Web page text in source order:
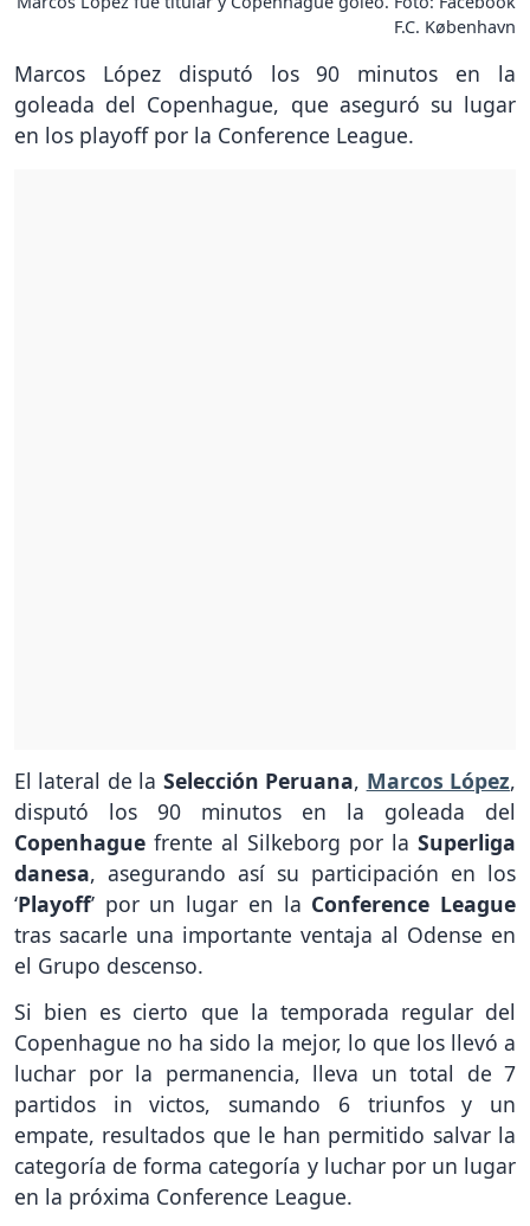
F.C. København
Marcos López disputó los 90 minutos en la
goleada del Copenhague, que aseguró su lugar
en los playoff por la Conference League.
El lateral de la Selección Peruana, Marcos López,
disputó los 90 minutos en la goleada del
Copenhague frente al Silkeborg por la Superliga
danesa, asegurando así su participación en los
‘Playoff’ por un lugar en la Conference League
tras sacarle una importante ventaja al Odense en
el Grupo descenso.
Si bien es cierto que la temporada regular del
Copenhague no ha sido la mejor, lo que los llevó a
luchar por la permanencia, lleva un total de 7
partidos in victos, sumando 6 triunfos y un
empate, resultados que le han permitido salvar la
categoría de forma categoría y luchar por un lugar
en la próxima Conference League.